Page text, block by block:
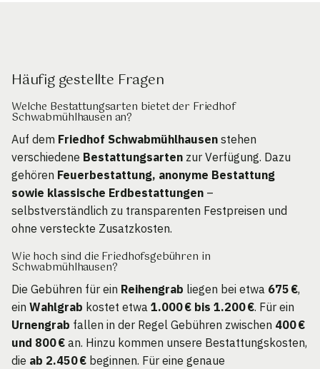
Häufig gestellte Fragen
Welche Bestattungsarten bietet der Friedhof
Schwabmühlhausen an?
Auf dem Friedhof Schwabmühlhausen stehen
verschiedene Bestattungsarten zur Verfügung. Dazu
gehören Feuerbestattung, anonyme Bestattung
sowie klassische Erdbestattungen –
selbstverständlich zu transparenten Festpreisen und
ohne versteckte Zusatzkosten.
Wie hoch sind die Friedhofsgebühren in
Schwabmühlhausen?
Die Gebühren für ein Reihengrab liegen bei etwa 675 €,
ein Wahlgrab kostet etwa 1.000 € bis 1.200 €. Für ein
Urnengrab fallen in der Regel Gebühren zwischen 400 €
und 800 € an. Hinzu kommen unsere Bestattungskosten,
die ab 2.450 € beginnen. Für eine genaue